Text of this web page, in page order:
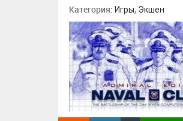
Категория: Игры, Экшен